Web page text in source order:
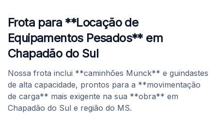
Frota para **Locação de
Equipamentos Pesados** em
Chapadão do Sul
Nossa frota inclui **caminhões Munck** e guindastes
de alta capacidade, prontos para a **movimentação
de carga** mais exigente na sua **obra** em
Chapadão do Sul e região do MS.